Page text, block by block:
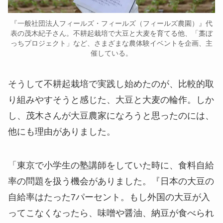
『一般社団法人フィールズ・フィールズ（フィールズ農園）』代
表の茂木紀子さん。不耕起栽培で大豆と大麦を育てる他、「藁ぼ
っちプロジェクト」など、さまざまな農体験イベントを企画、主
催している。
そうして不耕起栽培で実践し始めたのが、比較的取
り組みやすそうと感じた、大豆と大麦の輪作。しか
し、茂木さんが大豆農家になろうと思ったのには、
他にも理由がありました。
「東京で小学生の塾講師をしていた時に、食料自給
率の問題を扱う機会がありました。『日本の大豆の
自給率はたった7パーセント。もし外国の大豆が入
ってこなくなったら、味噌や醤油、納豆が食べられ